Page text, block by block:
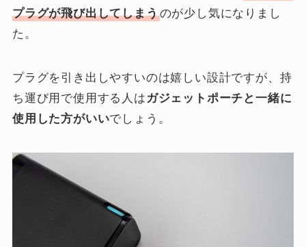
プラグが飛び出してしまうのが少し気になりまし
た。
プラグを引き出しやすいのは嬉しい設計ですが、持
ち運び用で使用する人は ガジェットポーチと一緒に
使用した方がいいでしょう。